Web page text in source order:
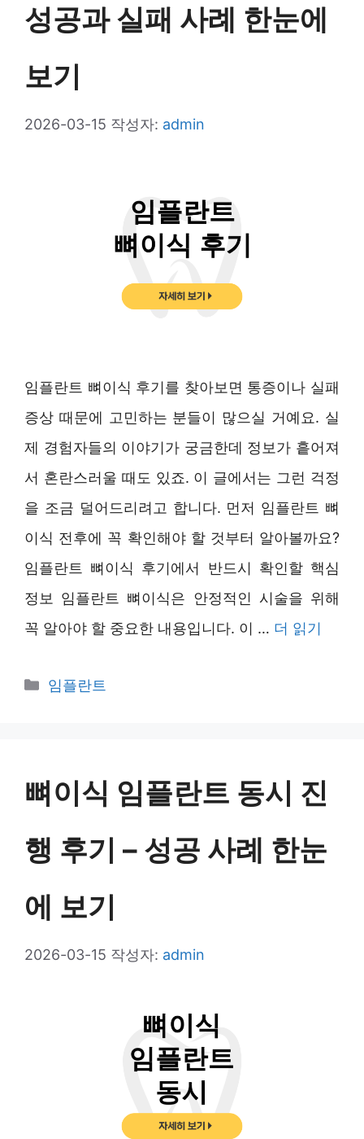
성공과 실패 사례 한눈에
보기
2026-03-15 작성자: admin
임플란트 뼈이식 후기를 찾아보면 통증이나 실패
증상 때문에 고민하는 분들이 많으실 거예요. 실
제 경험자들의 이야기가 궁금한데 정보가 흩어져
서 혼란스러울 때도 있죠. 이 글에서는 그런 걱정
을 조금 덜어드리려고 합니다. 먼저 임플란트 뼈
이식 전후에 꼭 확인해야 할 것부터 알아볼까요?
임플란트 뼈이식 후기에서 반드시 확인할 핵심
정보 임플란트 뼈이식은 안정적인 시술을 위해
꼭 알아야 할 중요한 내용입니다. 이 … 더 읽기
카
임플란트
뼈이식 임플란트 동시 진
행 후기 – 성공 사례 한눈
에 보기
2026-03-15 작성자: admin